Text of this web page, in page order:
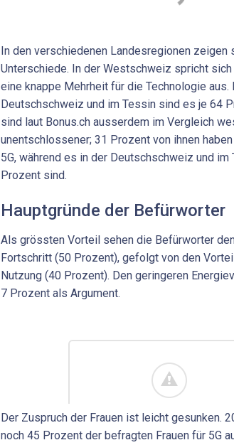
In den verschiedenen Landesregionen zeigen
Unterschiede. In der Westschweiz spricht
eine knappe Mehrheit für die Technologie aus.
Deutschschweiz und im Tessin sind es je 64
sind laut Bonus.ch ausserdem im Vergleich
unentschlossener; 31 Prozent von ihnen
5G, während es in der Deutschschweiz und
Prozent sind.
Hauptgründe der Befürworter
Als grössten Vorteil sehen die Befürworter
Fortschritt (50 Prozent), gefolgt von den
Nutzung (40 Prozent). Den geringeren
7 Prozent als Argument.
Der Zuspruch der Frauen ist leicht gesunken.
noch 45 Prozent der befragten Frauen für 5G